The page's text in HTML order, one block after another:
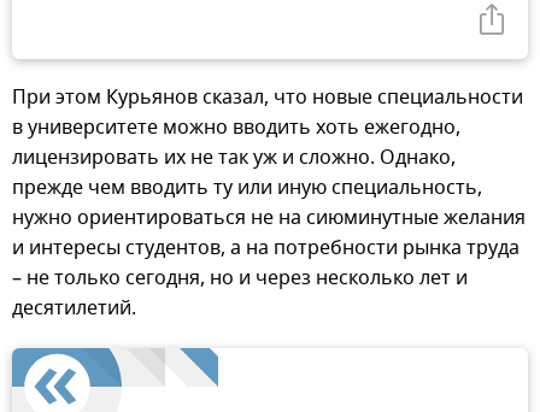
При этом Курьянов сказал, что новые специальности
в университете можно вводить хоть ежегодно,
лицензировать их не так уж и сложно. Однако,
прежде чем вводить ту или иную специальность,
нужно ориентироваться не на сиюминутные желания
и интересы студентов, а на потребности рынка труда
– не только сегодня, но и через несколько лет и
десятилетий.